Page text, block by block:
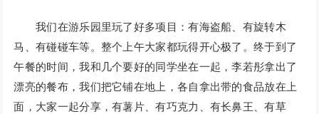
我们在游乐园里玩了好多项目：有海盗船、有旋转木
马、有碰碰车等。整个上午大家都玩得开心极了。终于到了
午餐的时间，我和几个要好的同学坐在一起，李若彤拿出了
漂亮的餐布，我们把它铺在地上，各自拿出带的食品放在上
面，大家一起分享，有薯片、有巧克力、有长鼻王、有草